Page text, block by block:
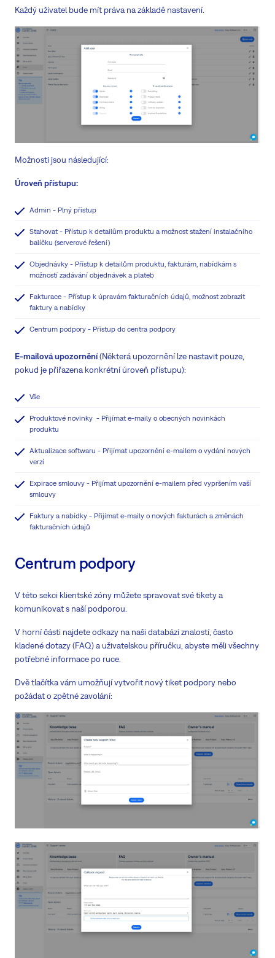
Každý uživatel bude mít práva na základě nastavení.
Možnosti jsou následující:
Úroveň přístupu:
Admin - Plný přístup
Stahovat - Přístup k detailům produktu a možnost stažení instalačního
balíčku (serverové řešení)
Objednávky - Přístup k detailům produktu, fakturám, nabídkám s
možností zadávání objednávek a plateb
Fakturace - Přístup k úpravám fakturačních údajů, možnost zobrazit
faktury a nabídky
Centrum podpory - Přístup do centra podpory
E-mailová upozornění(Některá upozornění lze nastavit pouze,
pokud je přiřazena konkrétní úroveň přístupu):
Vše
Produktové novinky - Přijímat e-maily o obecných novinkách
produktu
Aktualizace softwaru - Přijímat upozornění e-mailem o vydání nových
verzí
Expirace smlouvy - Přijímat upozornění e-mailem před vypršením vaší
smlouvy
Faktury a nabídky - Přijímat e-maily o nových fakturách a změnách
fakturačních údajů
Centrum podpory
V této sekci klientské zóny můžete spravovat své tikety a
komunikovat s naší podporou.
V horní části najdete odkazy na naši databázi znalostí, často
kladené dotazy (FAQ) a uživatelskou příručku, abyste měli všechny
potřebné informace po ruce.
Dvě tlačítka vám umožňují vytvořit nový tiket podpory nebo
požádat o zpětné zavolání: